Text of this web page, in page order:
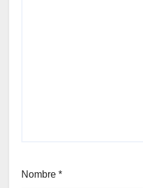
Nombre *